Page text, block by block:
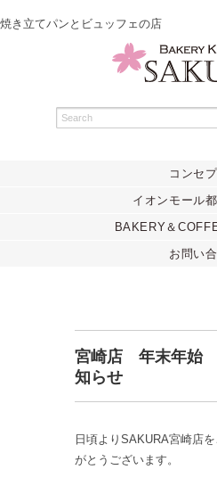
焼き立てパンとビュッフェの店
コンセプ
イオンモール
BAKERY＆
お問い
宮崎店 年末年始
知らせ
日頃よりSAKURA宮崎店
がとうございます。